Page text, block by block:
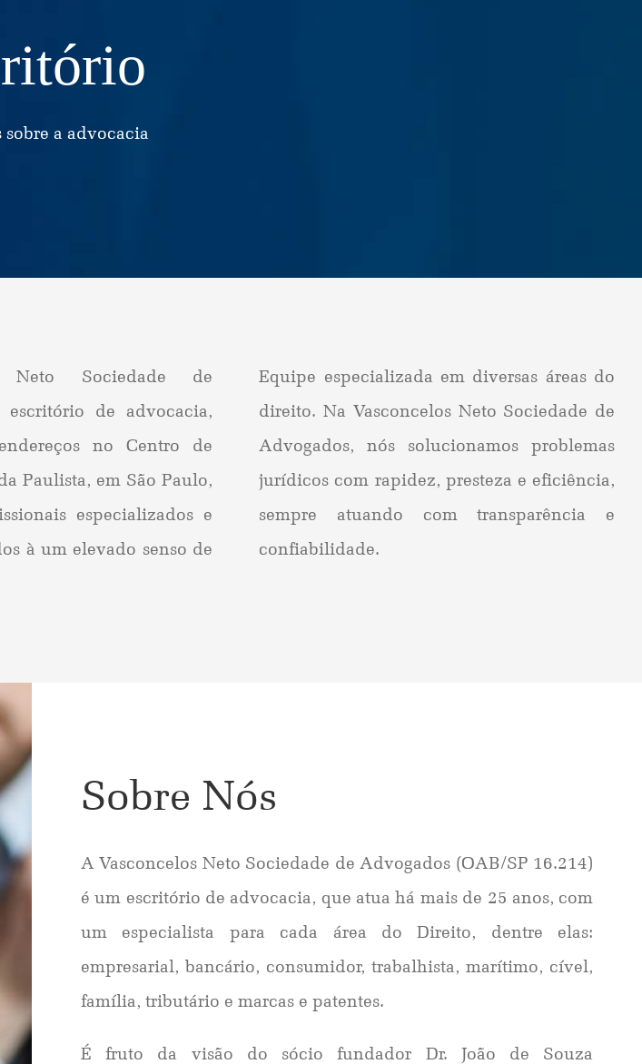
sobre a advocacia
Neto Sociedade de
escritório de advocacia,
no Centro de
Paulista, em São Paulo,
especializados e
à um elevado senso de
Equipe especializada em diversas áreas do
direito. Na Vasconcelos Neto Sociedade de
Advogados, nós solucionamos problemas
jurídicos com rapidez, presteza e eficiência,
sempre atuando com transparência e
confiabilidade.
Sobre Nós
A Vasconcelos Neto Sociedade de Advogados (OAB/SP 16.214)
é um escritório de advocacia, que atua há mais de 25 anos, com
um especialista para cada área do Direito, dentre elas:
empresarial, bancário, consumidor, trabalhista, marítimo, cível,
família, tributário e marcas e patentes.
É fruto da visão do sócio fundador Dr. João de Souza